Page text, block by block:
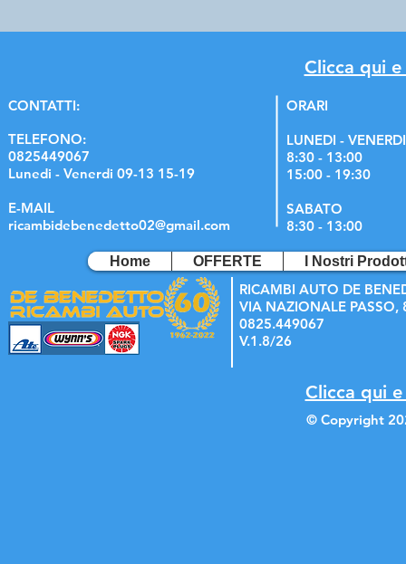
Clicca qui
CONTATTI:
TELEFONO:
0825449067
Lunedi - Venerdi 09-13 15-19
E-MAIL
ricambidebenedetto02@gmail.com
ORARI
LUNEDI - VENERDI
8:30 - 13:00
15:00 - 19:30
SABATO
8:30 - 13:00
Home OFFERTE I Nostri
RICAMBI AUTO DE
VIA NAZIONALE PASSO,
0825.449067
V.1.8/26
Clicca qui
© Copyright